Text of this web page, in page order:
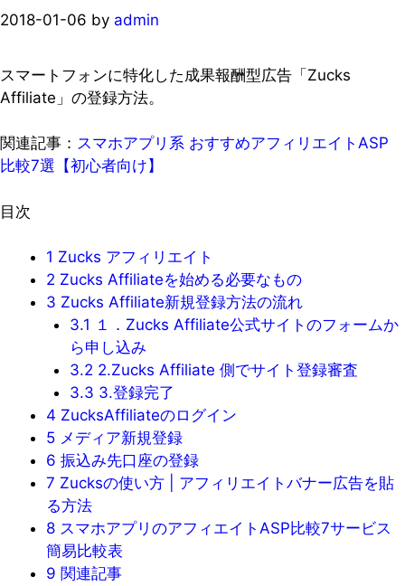
2018-01-06 by admin
スマートフォンに特化した成果報酬型広告「Zucks
Affiliate」の登録方法。
関連記事： スマホアプリ系 おすすめアフィリエイトASP
比較7選【初心者向け】
目次
1 Zucks アフィリエイト
2 Zucks Affiliateを始める必要なもの
3 Zucks Affiliate新規登録方法の流れ
3.1 １．Zucks Affiliate公式サイトのフォームか
ら申し込み
3.2 2.Zucks Affiliate 側でサイト登録審査
3.3 3.登録完了
4 ZucksAffiliateのログイン
5 メディア新規登録
6 振込み先口座の登録
7 Zucksの使い方 | アフィリエイトバナー広告を貼
る方法
8 スマホアプリのアフィエイトASP比較7サービス
簡易比較表
9 関連記事